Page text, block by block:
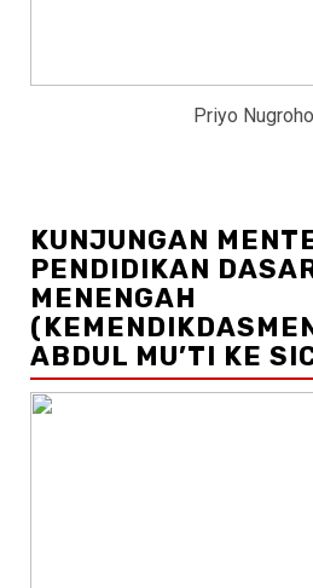
Priyo
KUNJUNGAN
PENDIDIKAN
MENENGAH
ABDUL MU’TI KE